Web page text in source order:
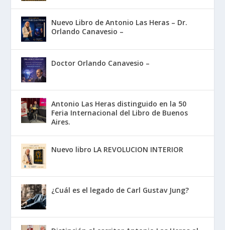
Nuevo Libro de Antonio Las Heras – Dr.
Orlando Canavesio –
Doctor Orlando Canavesio –
Antonio Las Heras distinguido en la 50
Feria Internacional del Libro de Buenos
Aires.
Nuevo libro LA REVOLUCION INTERIOR
¿Cuál es el legado de Carl Gustav Jung?